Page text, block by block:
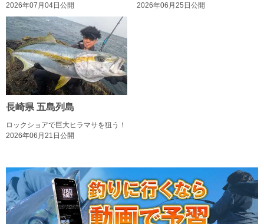
2026年07月04日公開
2026年06月25日公開
長崎県 五島列島
ロックショアで巨大ヒラマサを狙う！
2026年06月21日公開